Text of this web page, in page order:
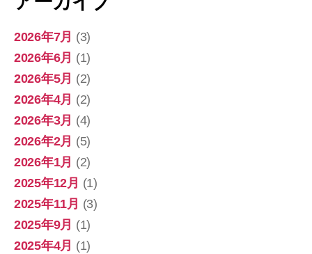
2026年7月 (3)
2026年6月 (1)
2026年5月 (2)
2026年4月 (2)
2026年3月 (4)
2026年2月 (5)
2026年1月 (2)
2025年12月 (1)
2025年11月 (3)
2025年9月 (1)
2025年4月 (1)